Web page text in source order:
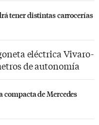
tener distintas carrocerías
eléctrica Vivaro-
de autonomía
compacta de Mercedes